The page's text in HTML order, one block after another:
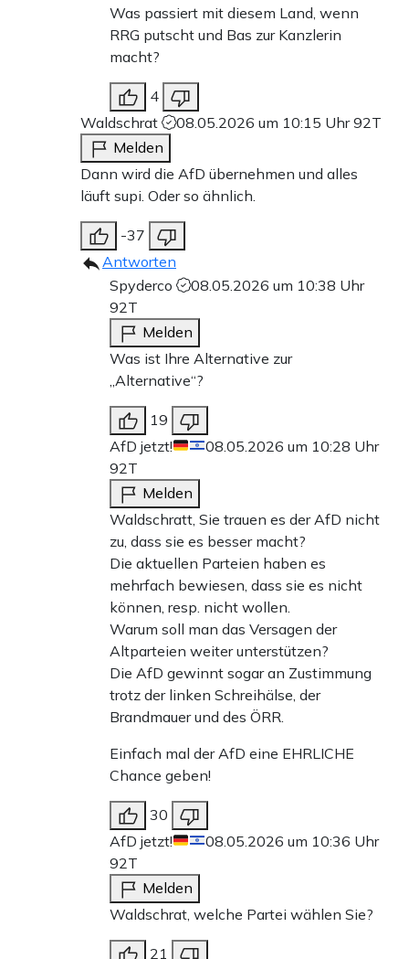
Was passiert mit diesem Land, wenn
RRG putscht und Bas zur Kanzlerin
macht?
4
Waldschrat
08.05.2026 um 10:15 Uhr92T
Melden
Dann wird die AfD übernehmen und alles
läuft supi. Oder so ähnlich.
-37
Antworten
Spyderco
08.05.2026 um 10:38 Uhr
92T
Melden
Was ist Ihre Alternative zur
,,Alternative“?
19
AfD jetzt!
08.05.2026 um 10:28 Uhr
92T
Melden
Waldschratt, Sie trauen es der AfD nicht
zu, dass sie es besser macht?
Die aktuellen Parteien haben es
mehrfach bewiesen, dass sie es nicht
können, resp. nicht wollen.
Warum soll man das Versagen der
Altparteien weiter unterstützen?
Die AfD gewinnt sogar an Zustimmung
trotz der linken Schreihälse, der
Brandmauer und des ÖRR.
Einfach mal der AfD eine EHRLICHE
Chance geben!
30
AfD jetzt!
08.05.2026 um 10:36 Uhr
92T
Melden
Waldschrat, welche Partei wählen Sie?
21